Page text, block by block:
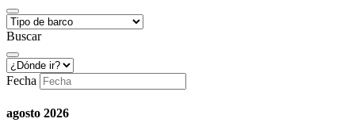
Buscar
Fecha
agosto 2026